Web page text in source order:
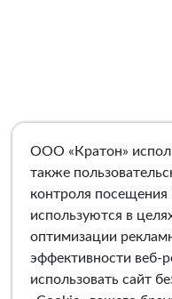
ООО «Кратон»
также
контроля посещения
используются в
оптимизации
эффективности веб-
использовать сайт